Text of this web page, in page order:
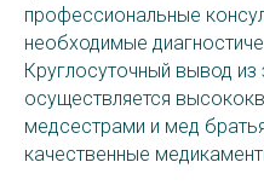
профессиональные
необходимые
Круглосуточный вывод
осуществляется
медсестрами и мед
качественные